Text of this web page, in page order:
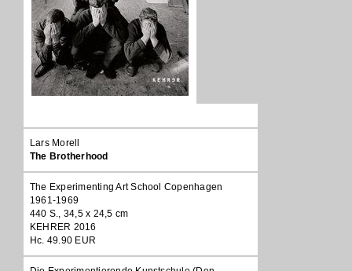
Lars Morell
The Brotherhood
The Experimenting Art School Copenhagen
1961-1969
440 S., 34,5 x 24,5 cm
KEHRER 2016
Hc. 49.90 EUR